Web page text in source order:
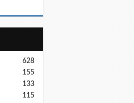
628
155
133
115